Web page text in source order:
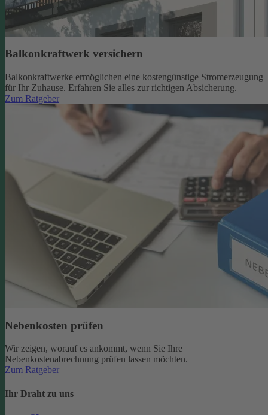
Balkonkraftwerk versichern
Balkonkraftwerke ermöglichen eine kostengünstige Stromerzeugung
für Ihr Zuhause. Erfahren Sie alles zur richtigen Absicherung.
Zum Ratgeber
Nebenkosten prüfen
Wir zeigen, worauf es ankommt, wenn Sie Ihre
Nebenkostenabrechnung prüfen lassen möchten.
Zum Ratgeber
Ihr Draht zu uns